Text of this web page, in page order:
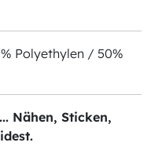
Polyethylen / 50%
Nähen, Sticken,